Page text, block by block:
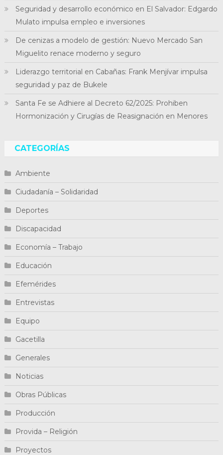
Seguridad y desarrollo económico en El Salvador: Edgardo
Mulato impulsa empleo e inversiones
De cenizas a modelo de gestión: Nuevo Mercado San
Miguelito renace moderno y seguro
Liderazgo territorial en Cabañas: Frank Menjívar impulsa
seguridad y paz de Bukele
Santa Fe se Adhiere al Decreto 62/2025: Prohiben
Hormonización y Cirugías de Reasignación en Menores
CATEGORÍAS
Ambiente
Ciudadanía – Solidaridad
Deportes
Discapacidad
Economía – Trabajo
Educación
Efemérides
Entrevistas
Equipo
Gacetilla
Generales
Noticias
Obras Públicas
Producción
Provida – Religión
Proyectos